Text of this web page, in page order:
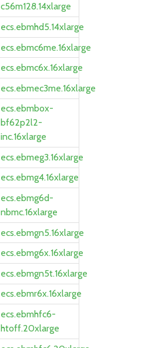
c56m128.14xlarge
ecs.ebmhd5.14xlarge
ecs.ebmc6me.16xlarge
ecs.ebmc6x.16xlarge
ecs.ebmec3me.16xlarge
ecs.ebmbox-
bf62p2l2-
inc.16xlarge
ecs.ebmeg3.16xlarge
ecs.ebmg4.16xlarge
ecs.ebmg6d-
nbmc.16xlarge
ecs.ebmgn5.16xlarge
ecs.ebmg6x.16xlarge
ecs.ebmgn5t.16xlarge
ecs.ebmr6x.16xlarge
ecs.ebmhfc6-
htoff.20xlarge